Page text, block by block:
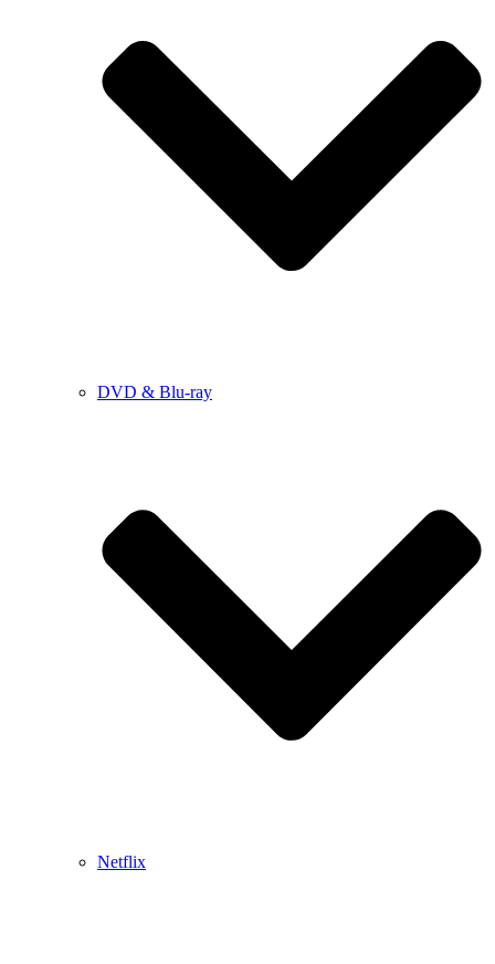
DVD & Blu-ray
Netflix